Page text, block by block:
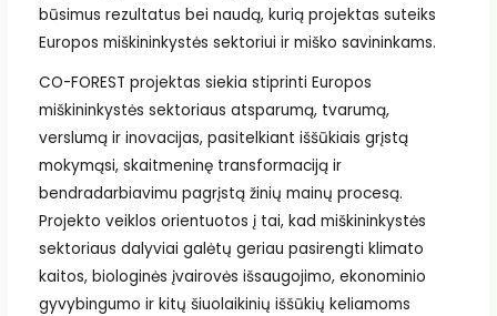
būsimus rezultatus bei naudą, kurią projektas suteiks
Europos miškininkystės sektoriui ir miško savininkams.
CO-FOREST projektas siekia stiprinti Europos
miškininkystės sektoriaus atsparumą, tvarumą,
verslumą ir inovacijas, pasitelkiant iššūkiais grįstą
mokymąsi, skaitmeninę transformaciją ir
bendradarbiavimu pagrįstą žinių mainų procesą.
Projekto veiklos orientuotos į tai, kad miškininkystės
sektoriaus dalyviai galėtų geriau pasirengti klimato
kaitos, biologinės įvairovės išsaugojimo, ekonominio
gyvybingumo ir kitų šiuolaikinių iššūkių keliamoms